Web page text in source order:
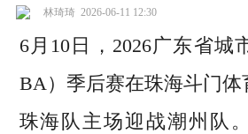
林琦琦 2026-06-11 12:30
6月10日，2026广东省城
BA）季后赛在珠海斗门体
珠海队主场迎战潮州队